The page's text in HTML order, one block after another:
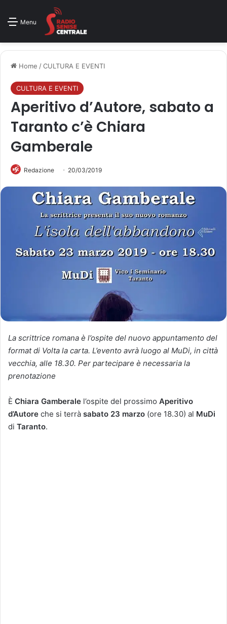
Menu
Home /CULTURA E EVENTI
CULTURA E EVENTI
Aperitivo d’Autore, sabato a
Taranto c’è Chiara
Gamberale
Redazione 20/03/2019
La scrittrice romana è l’ospite del nuovo appuntamento del
format di Volta la carta. L’evento avrà luogo al MuDi, in città
vecchia, alle 18.30. Per partecipare è necessaria la
prenotazione
È Chiara Gamberale l’ospite del prossimo Aperitivo
d’Autore che si terrà sabato 23 marzo (ore 18.30) al MuDi
di Taranto.